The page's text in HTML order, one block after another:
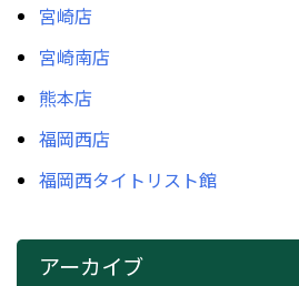
宮崎店
宮崎南店
熊本店
福岡西店
福岡西タイトリスト館
アーカイブ